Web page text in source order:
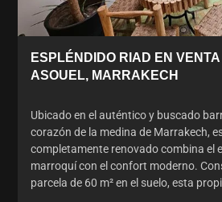
ESPLÉNDIDO RIAD EN
ASOUEL, MARRAKECH
Ubicado en el auténtico y buscado
corazón de la medina de Marrakech,
completamente renovado combina el
marroquí con el confort moderno.
parcela de 60 m² en el suelo, esta